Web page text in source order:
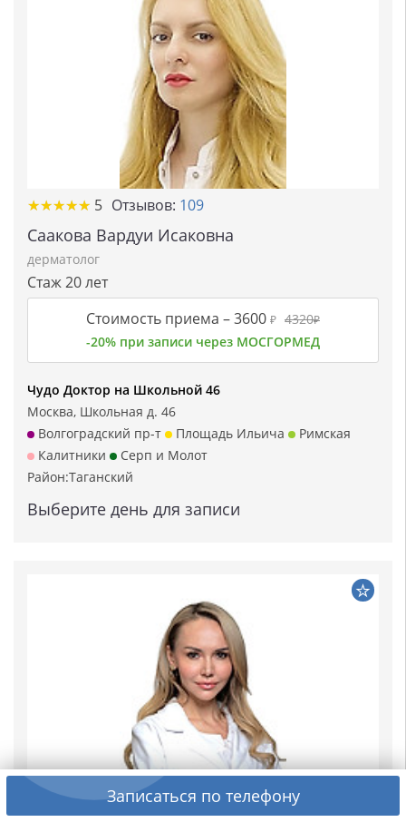
★★★★★
★★★★★ 5 Отзывов: 109
Саакова Вардуи Исаковна
дерматолог
Стаж 20 лет
Стоимость приема –3600 ₽ 4320₽
-20% при записи через МОСГОРМЕД
Чудо Доктор на Школьной 46
Москва, Школьная д. 46
Волгоградский пр-т
Площадь Ильича
Римская
Калитники
Серп и Молот
Район:Таганский
Выберите день для записи
★★★★★
★★★★★4.4 Отзывов:17
Записаться по телефону